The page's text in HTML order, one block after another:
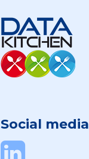
Social media